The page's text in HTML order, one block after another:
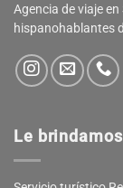
Agencia de viaje
hispanohablantes
Le brindamos